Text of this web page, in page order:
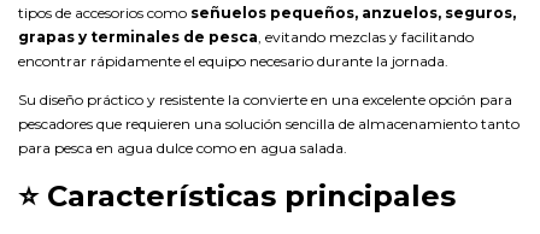
tipos de accesorios como señuelos pequeños, anzuelos, seguros,
grapas y terminales de pesca , evitando mezclas y facilitando
encontrar rápidamente el equipo necesario durante la jornada.
Su diseño práctico y resistente la convierte en una excelente opción para
pescadores que requieren una solución sencilla de almacenamiento tanto
para pesca en agua dulce como en agua salada.
⭐ Características principales